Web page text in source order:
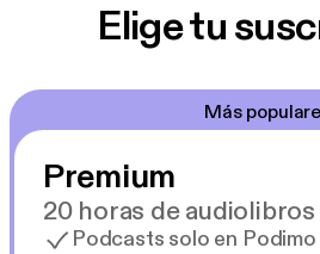
Elige tu
Más
Premium
20 horas de audiolibros
Podcasts solo en Podimo